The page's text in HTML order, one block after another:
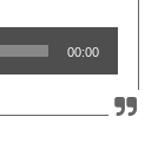
00:00